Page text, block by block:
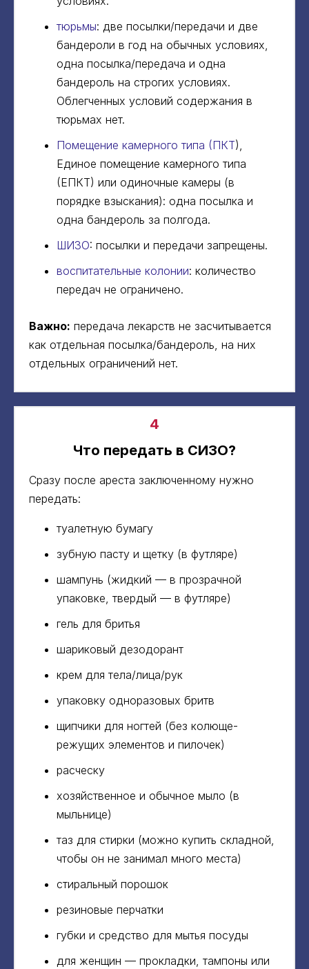
тюрьмы: две посылки/передачи и две
бандероли в год на обычных условиях,
одна посылка/передача и одна
бандероль на строгих условиях.
Облегченных условий содержания в
тюрьмах нет.
Помещение камерного типа (ПКТ),
Единое помещение камерного типа
(ЕПКТ) или одиночные камеры (в
порядке взыскания): одна посылка и
одна бандероль за полгода.
ШИЗО: посылки и передачи запрещены.
воспитательные колонии: количество
передач не ограничено.
Важно: передача лекарств не засчитывается
как отдельная посылка/бандероль, на них
отдельных ограничений нет.
4
Что передать в СИЗО?
Сразу после ареста заключенному нужно
передать:
туалетную бумагу
зубную пасту и щетку (в футляре)
шампунь (жидкий — в прозрачной
упаковке, твердый — в футляре)
гель для бритья
шариковый дезодорант
крем для тела/лица/рук
упаковку одноразовых бритв
щипчики для ногтей (без колюще-
режущих элементов и пилочек)
расческу
хозяйственное и обычное мыло (в
мыльнице)
таз для стирки (можно купить складной,
чтобы он не занимал много места)
стиральный порошок
резиновые перчатки
губки и средство для мытья посуды
для женщин — прокладки, тампоны или